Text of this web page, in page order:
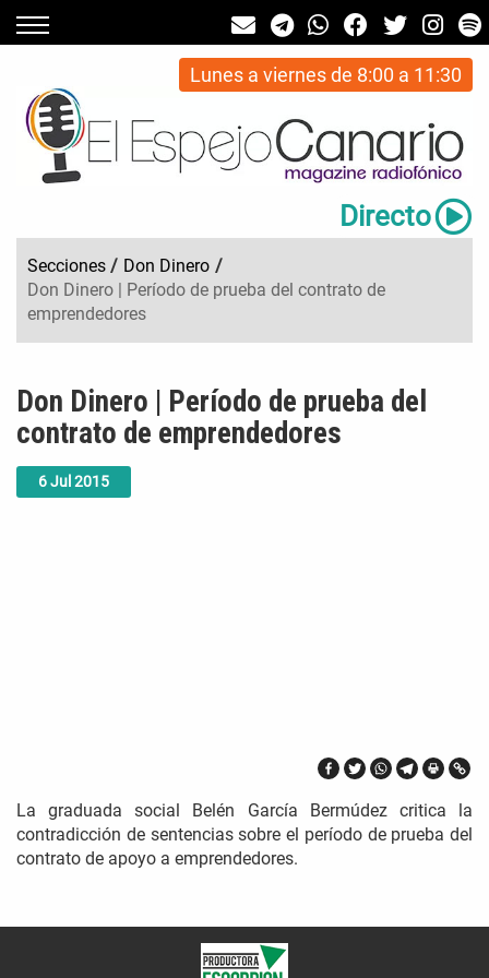
Lunes a viernes de 8:00 a 11:30
Directo
Secciones / Don Dinero /
Don Dinero | Período de prueba del contrato de
emprendedores
6Jul 2015
Don Dinero | Período de prueba del
contrato de emprendedores
La graduada social Belén García Bermúdez critica la
contradicción de sentencias sobre el período de prueba del
contrato de apoyo a emprendedores.